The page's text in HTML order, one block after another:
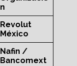
n
Revolut
México
Nafin /
Bancomext